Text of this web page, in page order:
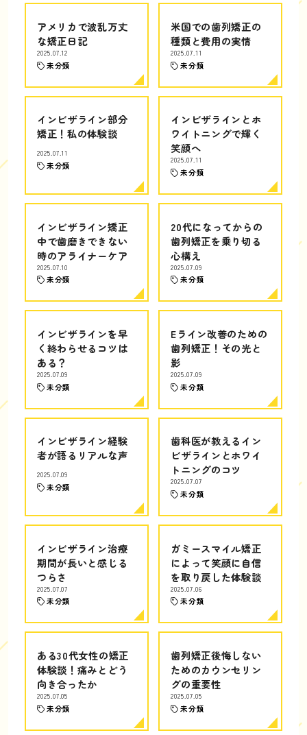
アメリカで波乱万丈
な矯正日記
2025.07.12
未分類
米国での歯列矯正の
種類と費用の実情
2025.07.11
未分類
インビザライン部分
矯正！私の体験談
2025.07.11
未分類
インビザラインとホ
ワイトニングで輝く
笑顔へ
2025.07.11
未分類
インビザライン矯正
中で歯磨きできない
時のアライナーケア
2025.07.10
未分類
20代になってからの
歯列矯正を乗り切る
心構え
2025.07.09
未分類
インビザラインを早
く終わらせるコツは
ある？
2025.07.09
未分類
Eライン改善のための
歯列矯正！その光と
影
2025.07.09
未分類
インビザライン経験
者が語るリアルな声
2025.07.09
未分類
歯科医が教えるイン
ビザラインとホワイ
トニングのコツ
2025.07.07
未分類
インビザライン治療
期間が長いと感じる
つらさ
2025.07.07
未分類
ガミースマイル矯正
によって笑顔に自信
を取り戻した体験談
2025.07.06
未分類
ある30代女性の矯正
体験談！痛みとどう
向き合ったか
2025.07.05
未分類
歯列矯正後悔しない
ためのカウンセリン
グの重要性
2025.07.05
未分類